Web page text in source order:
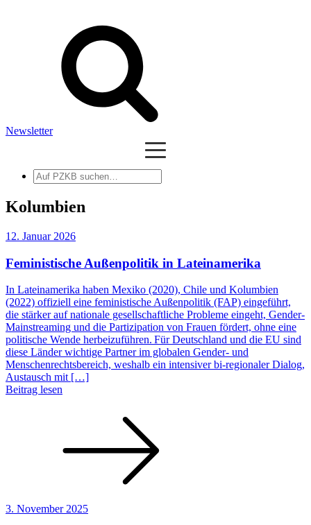
Newsletter
Auf
PZKB
suchen
Kolumbien
12. Januar 2026
Feministische Außenpolitik in Lateinamerika
In Lateinamerika haben Mexiko (2020), Chile und Kolumbien
(2022) offiziell eine feministische Außenpolitik (FAP) eingeführt,
die stärker auf nationale gesellschaftliche Probleme eingeht, Gender-
Mainstreaming und die Partizipation von Frauen fördert, ohne eine
politische Wende herbeizuführen. Für Deutschland und die EU sind
diese Länder wichtige Partner im globalen Gender- und
Menschenrechtsbereich, weshalb ein intensiver bi-regionaler Dialog,
Austausch mit […]
Beitrag lesen
3. November 2025